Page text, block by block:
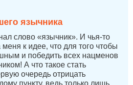
язычника
слово «язычник». И чья-то
к идее, что для того чтобы
и победить всех нацменов
А что такое стать
очередь отрицать